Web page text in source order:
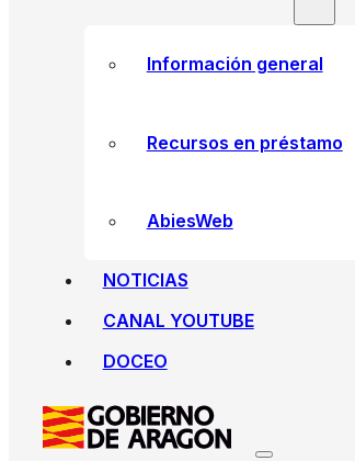
Información general
Recursos en préstamo
AbiesWeb
NOTICIAS
CANAL YOUTUBE
DOCEO